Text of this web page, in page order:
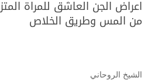
اعراض الجن العاشق للمراة
من المس وطريق الخلاص
الشيخ الروحاني